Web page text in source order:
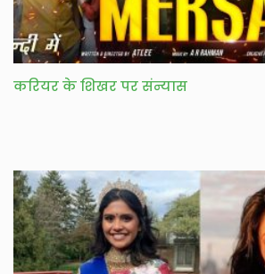
करियर के शिखर पर संन्यास